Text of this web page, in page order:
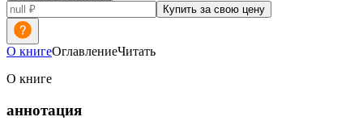
Купить за свою цену
О книгеОглавлениеЧитать
О книге
аннотация